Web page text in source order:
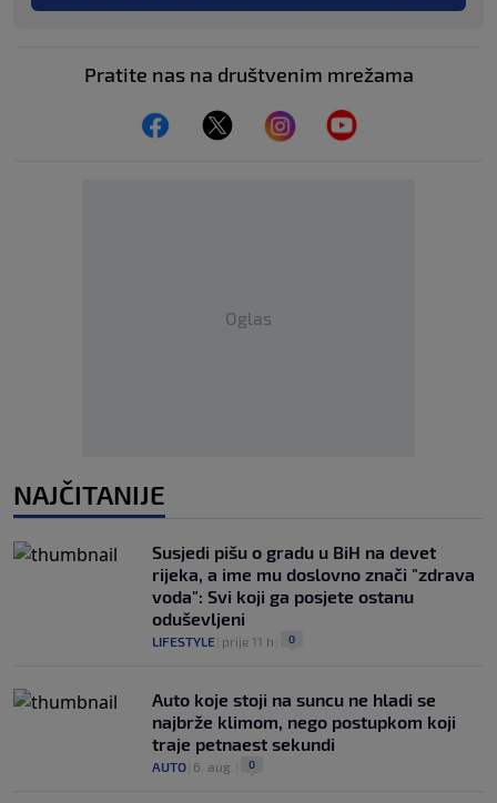
Pratite nas na društvenim mrežama
Oglas
NAJČITANIJE
Susjedi pišu o gradu u BiH na devet
rijeka, a ime mu doslovno znači "zdrava
voda": Svi koji ga posjete ostanu
oduševljeni
LIFESTYLE prije 11 h 0
Auto koje stoji na suncu ne hladi se
najbrže klimom, nego postupkom koji
traje petnaest sekundi
AUTO 6. aug. 0